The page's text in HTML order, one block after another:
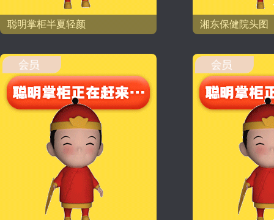
聪明掌柜半夏轻颜 湘东保健院头图